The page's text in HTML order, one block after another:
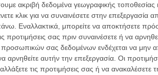
ακριβή δεδομένα γεωγραφικής τοποθεσίας
κλικ για να συναινέσετε στην επεξεργασία
Εναλλακτικά, μπορείτε να αποκτήσετε
προτιμήσεις σας πριν συναινέσετε ή να
σας δεδομένων ενδέχεται να μην
αρνηθείτε αυτήν την επεξεργασία. Οι
τις προτιμήσεις σας ή να ανακαλέσετε
Αλεν
Βιμ